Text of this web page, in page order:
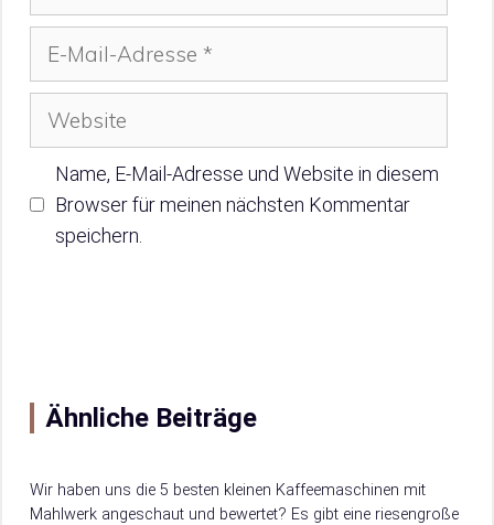
Adresse
Name, E-Mail-Adresse und Website in diesem
Browser für meinen nächsten Kommentar
speichern.
Ähnliche Beiträge
Wir haben uns die 5 besten kleinen Kaffeemaschinen mit
Mahlwerk angeschaut und bewertet? Es gibt eine riesengroße